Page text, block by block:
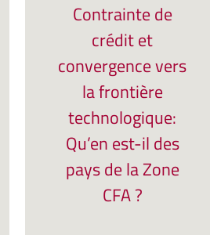
Contrainte de
crédit et
convergence vers
la frontière
technologique:
Qu’en est-il des
pays de la Zone
CFA ?